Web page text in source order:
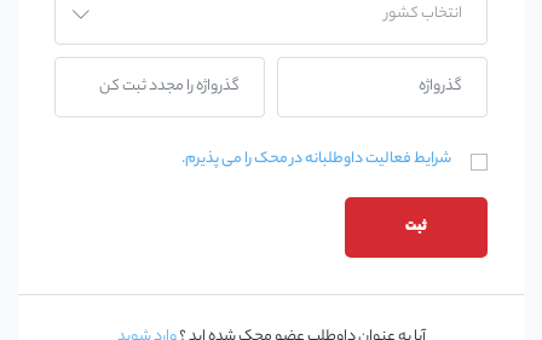
شرایط فعالیت داوطلبانه در محک را می پذیرم.
ثبت